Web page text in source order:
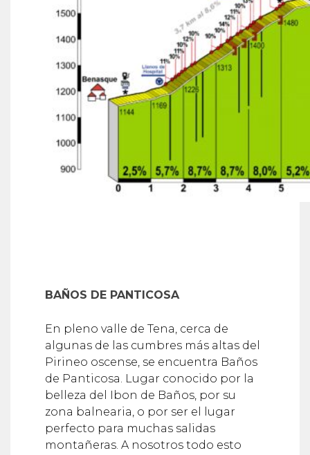
BAÑOS DE PANTICOSA
En pleno valle de Tena, cerca de
algunas de las cumbres más altas del
Pirineo oscense, se encuentra Baños
de Panticosa. Lugar conocido por la
belleza del Ibon de Baños, por su
zona balnearia, o por ser el lugar
perfecto para muchas salidas
montañeras. A nosotros todo esto